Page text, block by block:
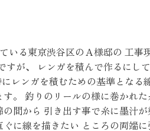
無結露50年保証
モデルハウス
お客様の声
る東京渋谷区のＡ様邸の 工事
が、 レンガを積んで作るにし
レンガを積むための基準となる
す。 釣りのリールの様に巻かれ
の間から 引き出す事で糸に墨汁
ぐに線を描きたい ところの両端